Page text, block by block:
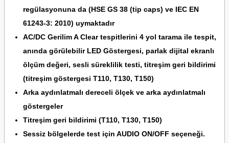
regülasyonuna da (HSE GS 38 (tip caps) ve IEC EN
61243-3: 2010) uymaktadır
AC/DC Gerilim A Clear tespitlerini 4 yol tarama ile tespit,
anında görülebilir LED Göstergesi, parlak dijital ekranlı
ölçüm değeri, sesli süreklilik testi, titreşim geri bildirimi
(titreşim göstergesi T110, T130, T150)
Arka aydınlatmalı dereceli ölçek ve arka aydınlatmalı
göstergeler
Titreşim geri bildirimi (T110, T130, T150)
Sessiz bölgelerde test için AUDIO ON/OFF seçeneği.